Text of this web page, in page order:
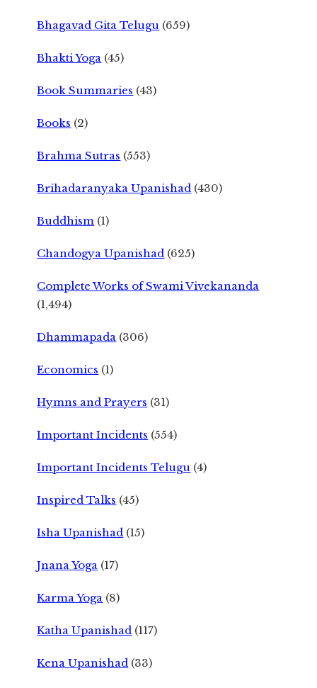
Bhagavad Gita Telugu (659)
Bhakti Yoga (45)
Book Summaries (43)
Books (2)
Brahma Sutras (553)
Brihadaranyaka Upanishad (430)
Buddhism (1)
Chandogya Upanishad (625)
Complete Works of Swami Vivekananda
(1,494)
Dhammapada (306)
Economics (1)
Hymns and Prayers (31)
Important Incidents (554)
Important Incidents Telugu (4)
Inspired Talks (45)
Isha Upanishad (15)
Jnana Yoga (17)
Karma Yoga (8)
Katha Upanishad (117)
Kena Upanishad (33)